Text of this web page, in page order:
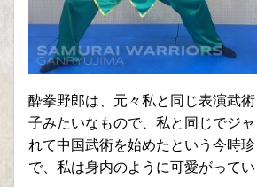
酔拳野郎は、元々私と同じ表演武
子みたいなもので、私と同じでジ
れて中国武術を始めたという今時
で、私は身内のように可愛がってい